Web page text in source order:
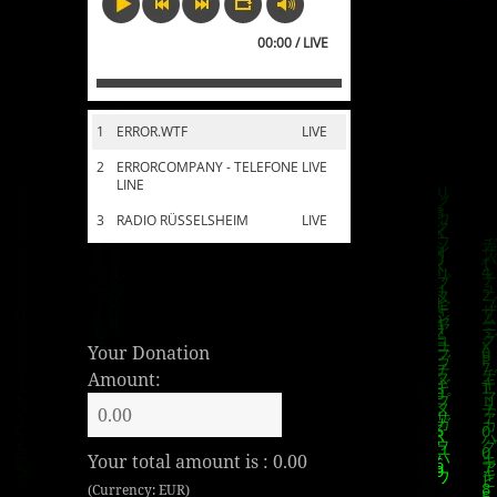
00:00 / LIVE
1 LIVE
ERROR.WTF
2
LIVE
ERRORCOMPANY - TELEFONE
LINE
3
LIVE
RADIO RÜSSELSHEIM
Your Donation
Amount:
Your total amount is :0.00
(Currency: EUR)